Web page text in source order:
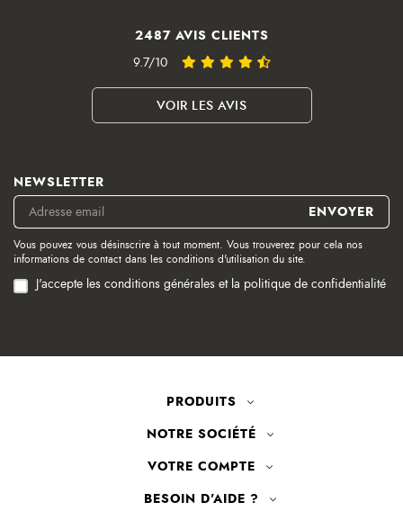
2487 AVIS CLIENTS
9.7/10
VOIR LES AVIS
NEWSLETTER
Vous pouvez vous désinscrire à tout moment. Vous trouverez pour cela nos
informations de contact dans les conditions d'utilisation du site.
J'accepte les conditions générales et la politique de confidentialité
PRODUITS
NOTRE SOCIÉTÉ
VOTRE COMPTE
BESOIN D'AIDE ?